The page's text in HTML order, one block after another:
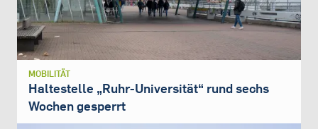
MOBILITÄT
Haltestelle „Ruhr-Universität“ rund sechs
Wochen gesperrt